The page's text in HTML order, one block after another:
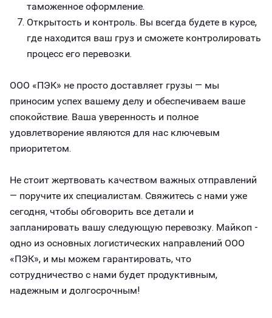
таможенное оформление.
Открытость и контроль. Вы всегда будете в курсе,
где находится ваш груз и сможете контролировать
процесс его перевозки.
ООО «ПЭК» не просто доставляет грузы — мы
приносим успех вашему делу и обеспечиваем ваше
спокойствие. Ваша уверенность и полное
удовлетворение являются для нас ключевым
приоритетом.
Не стоит жертвовать качеством важных отправлений
— поручите их специалистам. Свяжитесь с нами уже
сегодня, чтобы обговорить все детали и
запланировать вашу следующую перевозку. Майкоп -
одно из основных логистических направлений ООО
«ПЭК», и мы можем гарантировать, что
сотрудничество с нами будет продуктивным,
надежным и долгосрочным!